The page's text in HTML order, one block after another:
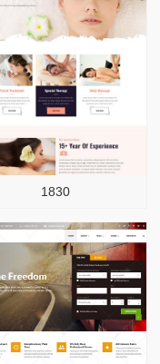
1830